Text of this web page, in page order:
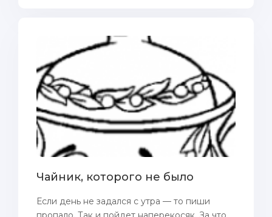
Чайник, которого не было
Если день не задался с утра — то пиши